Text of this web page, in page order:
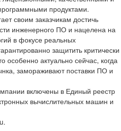
продуктами.
своим заказчикам достичь
инженерного ПО и нацелена на
в фокусе реальных
защитить критически
особенно актуально сейчас, когда
замораживают поставки ПО и
включены в Единый реестр
вычислительных машин и